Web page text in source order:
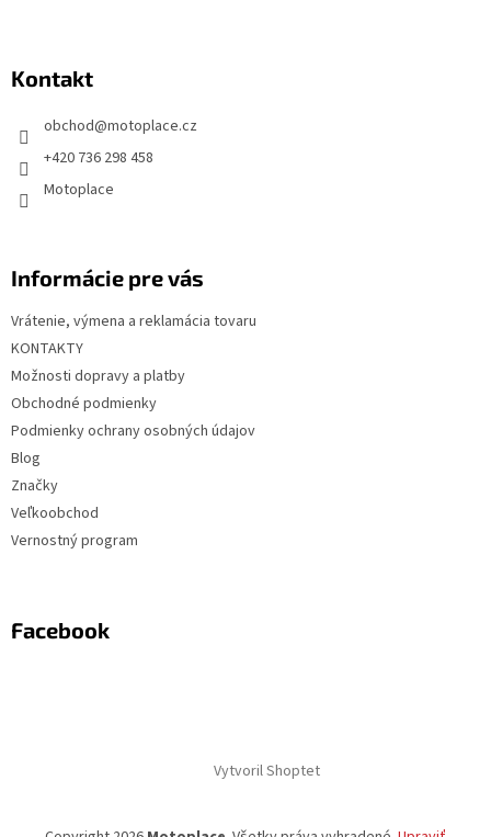
äKontakt
obchod@motoplace.cz
+420 736 298 458
Motoplace
Informácie pre vás
Vrátenie, výmena a reklamácia tovaru
KONTAKTY
Možnosti dopravy a platby
Obchodné podmienky
Podmienky ochrany osobných údajov
Blog
Značky
Veľkoobchod
Vernostný program
Facebook
Vytvoril Shoptet